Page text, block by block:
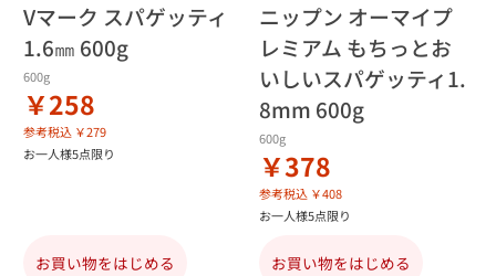
Vマーク スパゲッティ
1.6㎜ 600g
600g
￥258
参考税込 ￥279
お一人様5点限り
お買い物をはじめる
ニップン オーマイプ
レミアム もちっとお
いしいスパゲッティ1.
8mm 600g
600g
￥378
参考税込 ￥408
お一人様5点限り
お買い物をはじめる